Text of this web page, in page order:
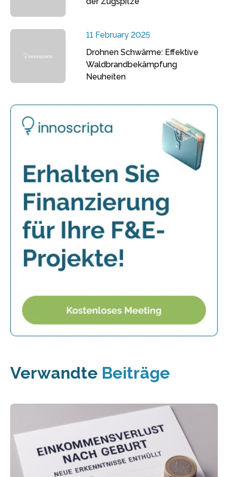
11 February 2025
Drohnen Schwärme: Effektive
Waldbrandbekämpfung
Neuheiten
Verwandte Beiträge